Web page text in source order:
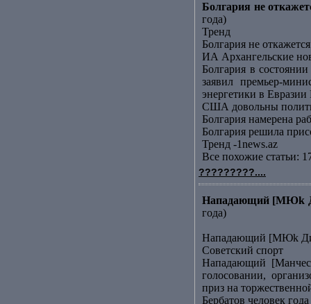
Болгария не
года)
Тренд
Болгария не
ИА Архангельские
Болгария в
заявил премьер-
энергетики в
США довольны
Болгария намерена
Болгария решила
Тренд -1news.az
Все похожие статьи:
?????????....
Нападающий [МЮk
года)
Нападающий [МЮk
Советский спорт
Нападающий
голосовании,
приз на
Бербатов человек